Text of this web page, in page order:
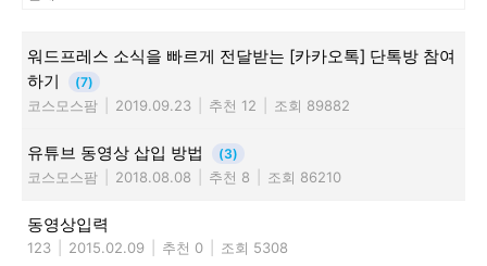
워드프레스 소식을 빠르게 전달받는 [카카오톡] 단톡방 참여
하기
(7)
코스모스팜 2019.09.23 추천 12 조회 89882
유튜브 동영상 삽입 방법 (3)
코스모스팜 2018.08.08 추천 8 조회 86210
동영상입력
123 2015.02.09 추천 0 조회 5308